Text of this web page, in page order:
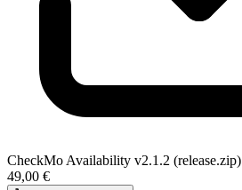
CheckMo Availability v2.1.2 (release.zip)
49,00 €